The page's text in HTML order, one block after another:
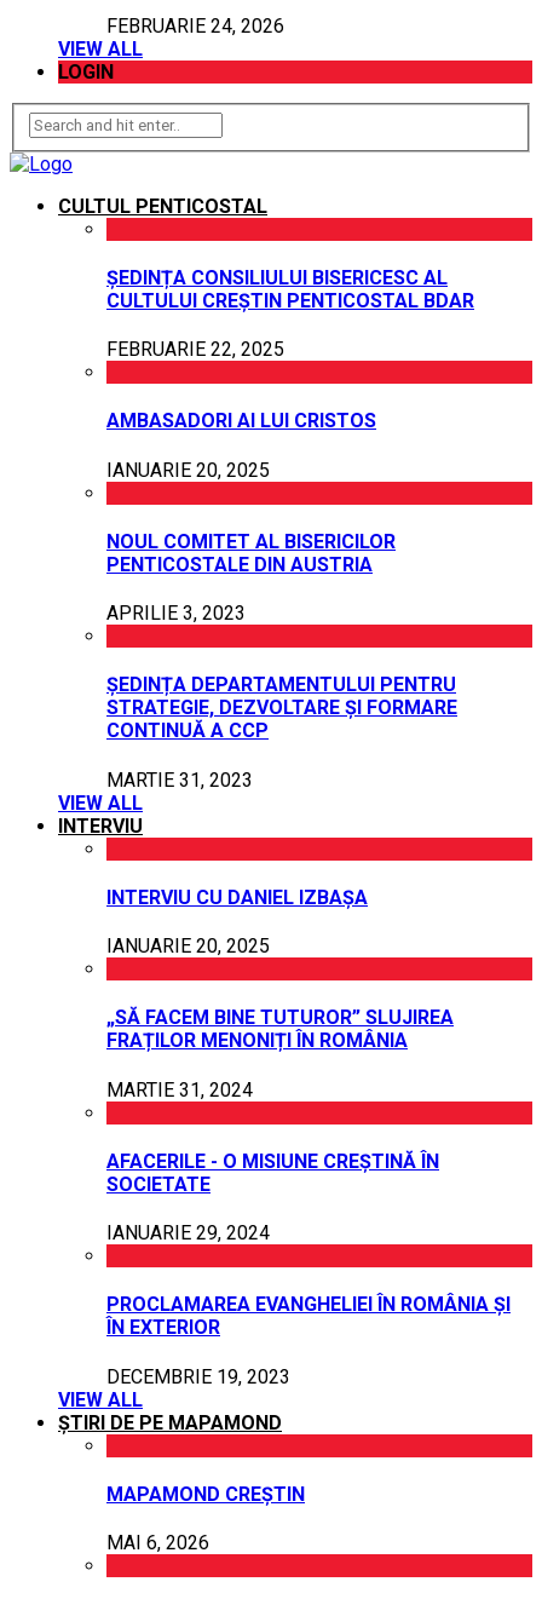
FEBRUARIE 24, 2026
VIEW ALL
LOGIN
CULTUL PENTICOSTAL
ȘEDINȚA CONSILIULUI BISERICESC AL
CULTULUI CREȘTIN PENTICOSTAL BDAR
FEBRUARIE 22, 2025
AMBASADORI AI LUI CRISTOS
IANUARIE 20, 2025
NOUL COMITET AL BISERICILOR
PENTICOSTALE DIN AUSTRIA
APRILIE 3, 2023
ȘEDINȚA DEPARTAMENTULUI PENTRU
STRATEGIE, DEZVOLTARE ȘI FORMARE
CONTINUĂ A CCP
MARTIE 31, 2023
VIEW ALL
INTERVIU
INTERVIU CU DANIEL IZBAȘA
IANUARIE 20, 2025
„SĂ FACEM BINE TUTUROR” SLUJIREA
FRAȚILOR MENONIȚI ÎN ROMÂNIA
MARTIE 31, 2024
AFACERILE - O MISIUNE CREȘTINĂ ÎN
SOCIETATE
IANUARIE 29, 2024
PROCLAMAREA EVANGHELIEI ÎN ROMÂNIA ȘI
ÎN EXTERIOR
DECEMBRIE 19, 2023
VIEW ALL
ȘTIRI DE PE MAPAMOND
MAPAMOND CREȘTIN
MAI 6, 2026